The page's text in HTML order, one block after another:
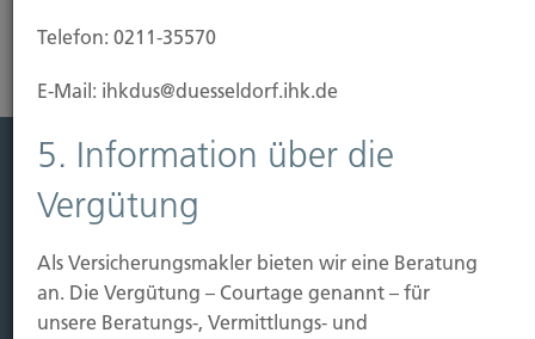
Leistung
Vorsorgen
Sichern
Telefon: 0211-35570
E-Mail: ihkdus@duesseldorf.ihk.de
5. Information über die
Vergütung
Als Versicherungsmakler bieten wir eine Beratung
an. Die Vergütung – Courtage genannt – für
unsere Beratungs-, Vermittlungs- und